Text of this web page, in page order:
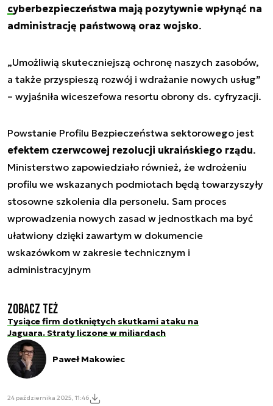
cyberbezpieczeństwa mają pozytywnie wpłynąć na
administrację państwową oraz wojsko.
„Umożliwią skuteczniejszą ochronę naszych zasobów,
a także przyspieszą rozwój i wdrażanie nowych usług”
– wyjaśniła wiceszefowa resortu obrony ds. cyfryzacji.
Powstanie Profilu Bezpieczeństwa sektorowego jest
efektem czerwcowej rezolucji ukraińskiego rządu.
Ministerstwo zapowiedziało również, że wdrożeniu
profilu we wskazanych podmiotach będą towarzyszyły
stosowne szkolenia dla personelu. Sam proces
wprowadzenia nowych zasad w jednostkach ma być
ułatwiony dzięki zawartym w dokumencie
wskazówkom w zakresie technicznym i
administracyjnym
Zobacz też
Tysiące firm dotkniętych skutkami ataku na
Jaguara. Straty liczone w miliardach
Paweł Makowiec
24 października 2025, 11:46